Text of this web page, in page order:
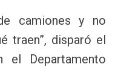
camiones y no
traen”, disparó el
el Departamento